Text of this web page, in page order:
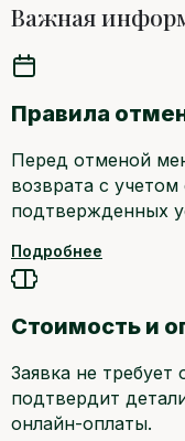
Важная
Правила
Перед отменой
возврата с
подтвержденных
Подробнее
Стоимость и
Заявка не требует
подтвердит
онлайн-оплаты.